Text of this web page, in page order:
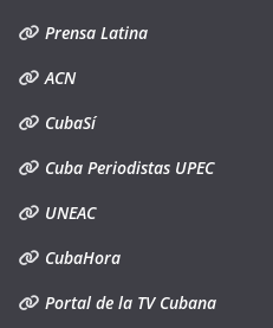
Prensa Latina
ACN
CubaSí
Cuba Periodistas UPEC
UNEAC
CubaHora
Portal de la TV Cubana